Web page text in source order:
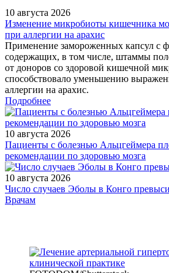
10 августа 2026
Изменение микробиоты кишечника
при аллергии на арахис
Применение замороженных капсул с
содержащих, в том числе, штаммы
от доноров со здоровой кишечной
способствовало уменьшению
аллергии на арахис.
Подробнее
10 августа 2026
Пациенты с болезнью Альцгеймера
рекомендации по здоровью мозга
10 августа 2026
Число случаев Эболы в Конго
/measures/Konferentsiya-Sovremennaya-
Врачам